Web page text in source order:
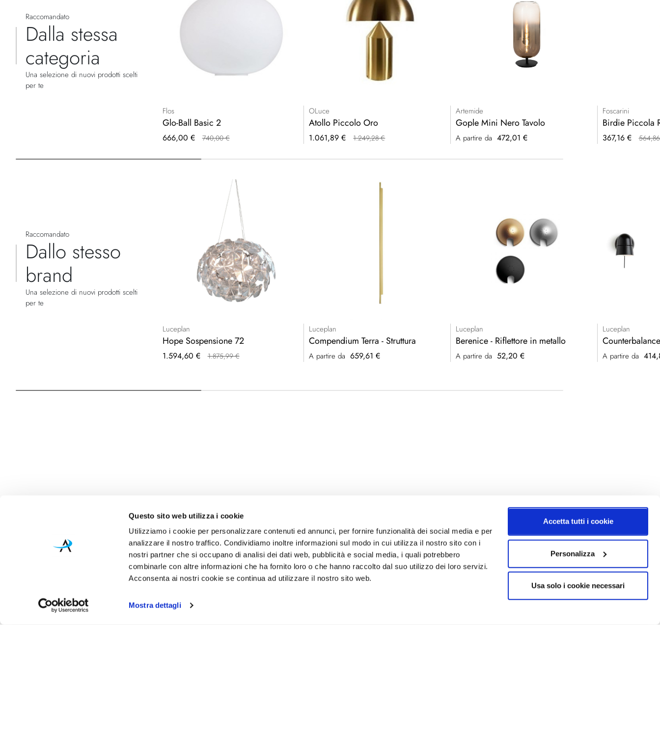
Questo sito web utilizza i cookie
Utilizziamo i cookie per personalizzare contenuti ed annunci, per fornire funzionalità dei social media e per
analizzare il nostro traffico. Condividiamo inoltre informazioni sul modo in cui utilizza il nostro sito con i
nostri partner che si occupano di analisi dei dati web, pubblicità e social media, i quali potrebbero
combinarle con altre informazioni che ha fornito loro o che hanno raccolto dal suo utilizzo dei loro servizi.
Acconsenta ai nostri cookie se continua ad utilizzare il nostro sito web.
Mostra dettagli
Accetta tutti i cookie
Personalizza
Usa solo i cookie necessari
Raccomandato
Dalla stessa
categoria
Una selezione di nuovi prodotti scelti
per te
Flos
Glo-Ball Basic 2
Prezzo
666,00 € 740,00 €
OLuce
Atollo Piccolo Oro
Prezzo
1.061,89 € 1.249,28 €
Artemide
Gople Mini Nero Tavolo
A partire da 472,01 €
Foscarini
Birdie Piccola
Prezzo
367,16 €
Raccomandato
Dallo stesso
brand
Una selezione di nuovi prodotti scelti
per te
Luceplan
Hope Sospensione 72
Prezzo
1.594,60 € 1.875,99 €
Luceplan
Compendium Terra - Struttura
A partire da 659,61 €
Luceplan
Berenice - Riflettore in metallo
A partire da 52,20 €
Luceplan
A partire da